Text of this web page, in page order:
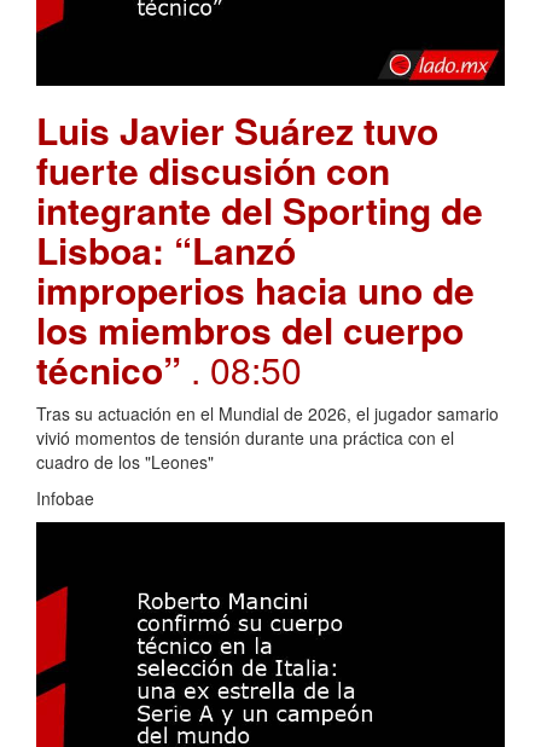
Luis Javier Suárez tuvo
fuerte discusión con
integrante del Sporting de
Lisboa: “Lanzó
improperios hacia uno de
los miembros del cuerpo
técnico” . 08:50
Tras su actuación en el Mundial de 2026, el jugador samario
vivió momentos de tensión durante una práctica con el
cuadro de los "Leones"
Infobae